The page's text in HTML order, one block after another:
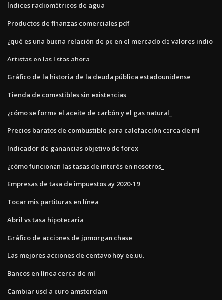
Índices radiométricos de agua
Productos de finanzas comerciales pdf
¿qué es una buena relación de pe en el mercado de valores indio
Artistas en las listas ahora
Gráfico de la historia de la deuda pública estadounidense
Tienda de comestibles sin existencias
¿cómo se forma el aceite de carbón y el gas natural_
Precios baratos de combustible para calefacción cerca de mí
Indicador de ganancias objetivo de forex
¿cómo funcionan las tasas de interés en nosotros_
Empresas de tasa de impuestos ay 2020-19
Tocar mis partituras en línea
Abril vs tasa hipotecaria
Gráfico de acciones de jpmorgan chase
Las mejores acciones de centavo hoy ee.uu.
Bancos en línea cerca de mí
Cambiar usd a euro amsterdam